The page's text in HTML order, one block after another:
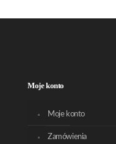
Moje konto
Moje konto
Zamówienia